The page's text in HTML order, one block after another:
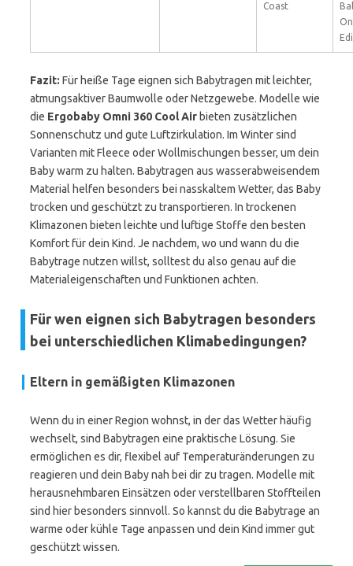
Coast
Fazit: Für heiße Tage eignen sich Babytragen mit leichter,
atmungsaktiver Baumwolle oder Netzgewebe. Modelle wie
die Ergobaby Omni 360 Cool Air bieten zusätzlichen
Sonnenschutz und gute Luftzirkulation. Im Winter sind
Varianten mit Fleece oder Wollmischungen besser, um dein
Baby warm zu halten. Babytragen aus wasserabweisendem
Material helfen besonders bei nasskaltem Wetter, das Baby
trocken und geschützt zu transportieren. In trockenen
Klimazonen bieten leichte und luftige Stoffe den besten
Komfort für dein Kind. Je nachdem, wo und wann du die
Babytrage nutzen willst, solltest du also genau auf die
Materialeigenschaften und Funktionen achten.
Für wen eignen sich Babytragen besonders
bei unterschiedlichen Klimabedingungen?
Eltern in gemäßigten Klimazonen
Wenn du in einer Region wohnst, in der das Wetter häufig
wechselt, sind Babytragen eine praktische Lösung. Sie
ermöglichen es dir, flexibel auf Temperaturänderungen zu
reagieren und dein Baby nah bei dir zu tragen. Modelle mit
herausnehmbaren Einsätzen oder verstellbaren Stoffteilen
sind hier besonders sinnvoll. So kannst du die Babytrage an
warme oder kühle Tage anpassen und dein Kind immer gut
geschützt wissen.